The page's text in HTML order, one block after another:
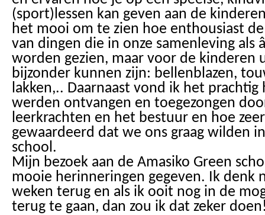
(sport)lessen kan geven aan de
het mooi om te zien hoe enthousiast
van dingen die in onze samenleving als
worden gezien, maar voor de kinderen
bijzonder kunnen zijn: bellenblazen,
lakken,.. Daarnaast vond ik het
werden ontvangen en toegezongen
leerkrachten en het bestuur en hoe
gewaardeerd dat we ons graag wilden
school.
Mijn bezoek aan de Amasiko Green
mooie herinneringen gegeven. Ik denk
weken terug en als ik ooit nog in de
terug te gaan, dan zou ik dat zeker